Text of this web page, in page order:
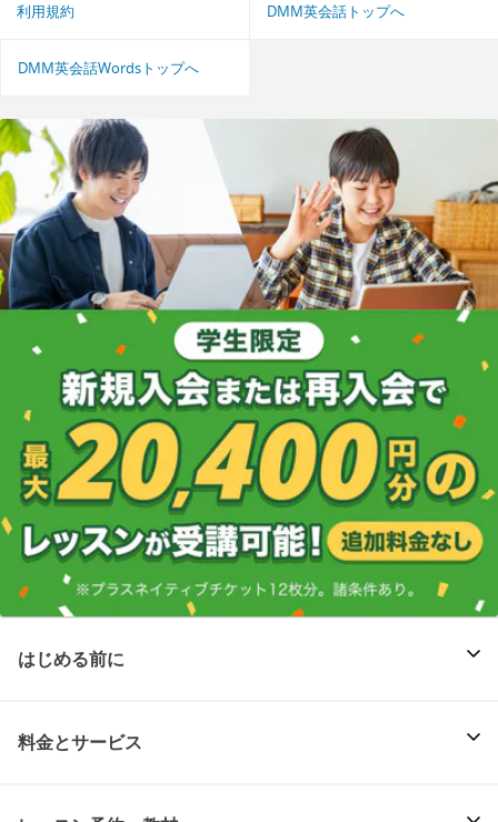
利用規約 DMM英会話トップへ
DMM英会話Wordsトップへ
はじめる前に
料金とサービス